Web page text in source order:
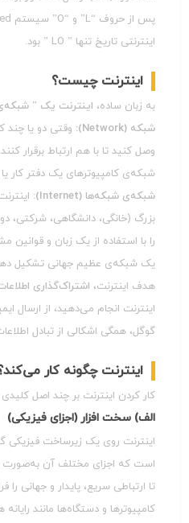
اینترنتی تاریخ تنها ” LO ” بود.
اینترنت چیست؟
به زبان ساده، اینترنت یک ”
شبکه (Network):
وقتی دو یا چند
وصل کنید تا با هم ارتباط برقرار
شبکه‌ی کامپیوترهای یک دفتر کار
شبکه‌ی شبکه‌ها (Internet):
بزرگ (خانگی، دانشگاهی، شرکتی،
را با استفاده از یک زبان و
یک شبکه‌ی عظیم جهانی تشکیل
هدف اینترنت، اشتراک‌گذاری
اینترنت انجام می‌دهید، از ارسال
گوگل، همگی اشکالی از تبادل
اینترنت چگونه کار
کار کردن اینترنت بر چند اصل
الف) سخت‌ افزار (اجزای فیزیکی)
اینترنت روی یک زیرساخت
است که اجزای مختلف آن به‌صورت
تا ارتباطی سریع، پایدار و جهانی
کامپیوترها و دستگاه‌ها مانند